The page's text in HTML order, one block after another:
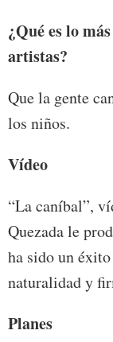
¿Qué es lo
artistas?
Que la gente
los niños.
Vídeo
“La caníbal”,
Quezada le
ha sido un
naturalidad y
Planes